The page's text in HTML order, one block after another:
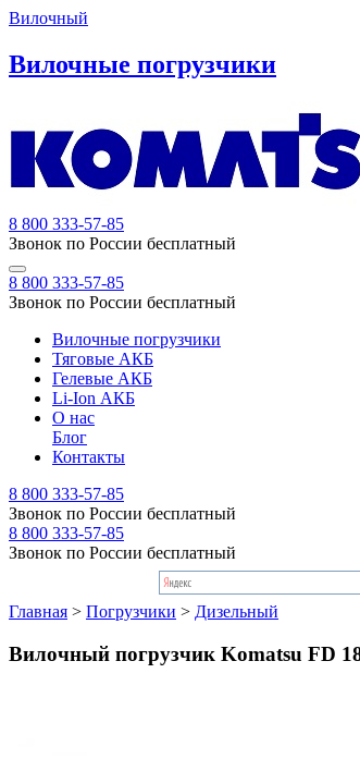
Вилочный
Вилочные погрузчики
8 800 333-57-85
Звонок по России бесплатный
8 800 333-57-85
Звонок по России бесплатный
Вилочные погрузчики
Тяговые АКБ
Гелевые АКБ
Li-Ion АКБ
О нас
Блог
Контакты
8 800 333-57-85
Звонок по России бесплатный
8 800 333-57-85
Звонок по России бесплатный
Главная > Погрузчики > Дизельный
Вилочный погрузчик Komatsu FD